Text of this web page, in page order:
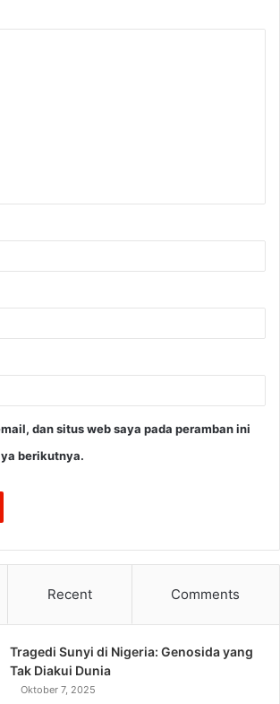
dan situs web saya pada peramban ini
berikutnya.
Recent Comments
Tragedi Sunyi di Nigeria: Genosida yang
Tak Diakui Dunia
Oktober 7, 2025